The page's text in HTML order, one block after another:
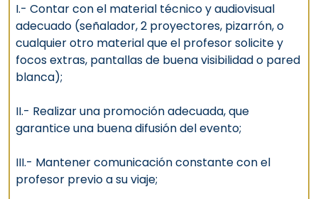
I.- Contar con el material técnico y audiovisual
adecuado (señalador, 2 proyectores, pizarrón, o
cualquier otro material que el profesor solicite y
focos extras, pantallas de buena visibilidad o pared
blanca);
II.- Realizar una promoción adecuada, que
garantice una buena difusión del evento;
III.- Mantener comunicación constante con el
profesor previo a su viaje;